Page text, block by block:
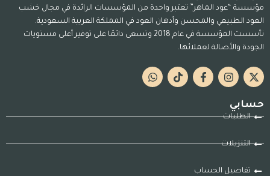
مؤسسة “عود الماهر” تعتبر واحدة من المؤسسات الرائدة في مجال خشب
العود الطبيعي والمحسن وأدهان العود في المملكة العربية السعودية.
تأسست المؤسسة في عام 2018 وتسعى دائمًا على توفير أعلى مستويات
الجودة والأصالة لعملائها.
حسابي
الطلبات
التنزيلات
تفاصيل الحساب